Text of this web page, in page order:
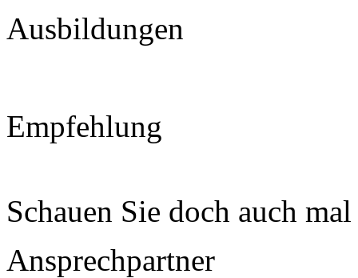
Ausbildungen
Empfehlung
Schauen Sie doch auch
Ansprechpartner